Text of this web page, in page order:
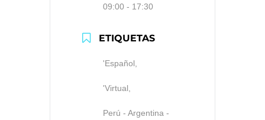
09:00 - 17:30
ETIQUETAS
'Español,
'Virtual,
Perú - Argentina -